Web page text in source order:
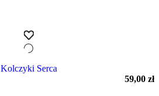
Kolczyki Serca
59,00 zł